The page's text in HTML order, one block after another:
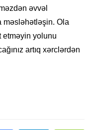
əvvəl
məsləhətləşin. Ola
etməyin yolunu
artıq xərclərdən